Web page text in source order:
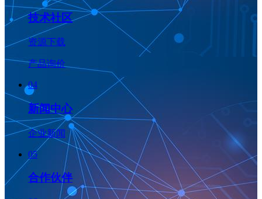
技术社区
资源下载
产品询价
04
新闻中心
企业新闻
05
合作伙伴